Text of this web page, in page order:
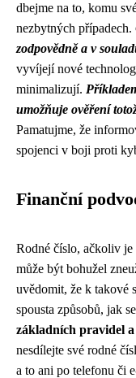
dbejme na to, komu
nezbytných případech.
zodpovědně a v
vyvíjejí nové
minimalizují.
umožňuje ověření
Pamatujme, že
spojenci v boji proti
Finanční
Rodné číslo, ačkoliv je
může být bohužel
uvědomit, že k takové
spousta způsobů, jak
základních pravidel a
nesdílejte své rodné
a to ani po telefonu či